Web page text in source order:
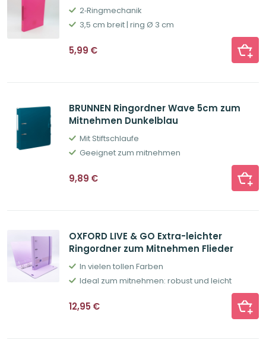
2‐Ringmechanik
3,5 cm breit | ring Ø 3 cm
5,99 €
BRUNNEN Ringordner Wave 5cm zum
Mitnehmen Dunkelblau
Mit Stiftschlaufe
Geeignet zum mitnehmen
9,89 €
OXFORD LIVE & GO Extra-leichter
Ringordner zum Mitnehmen Flieder
In vielen tollen Farben
Ideal zum mitnehmen: robust und leicht
12,95 €